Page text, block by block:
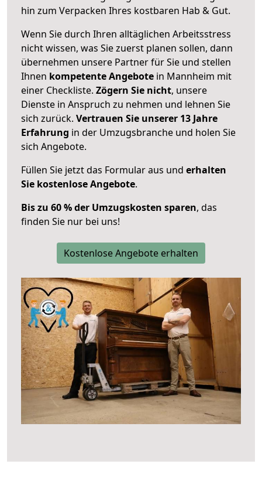
hin zum Verpacken Ihres kostbaren Hab & Gut.
Wenn Sie durch Ihren alltäglichen Arbeitsstress
nicht wissen, was Sie zuerst planen sollen, dann
übernehmen unsere Partner für Sie und stellen
Ihnen kompetente Angebote in Mannheim mit
einer Checkliste. Zögern Sie nicht, unsere
Dienste in Anspruch zu nehmen und lehnen Sie
sich zurück. Vertrauen Sie unserer 13 Jahre
Erfahrung in der Umzugsbranche und holen Sie
sich Angebote.
Füllen Sie jetzt das Formular aus und erhalten
Sie kostenlose Angebote.
Bis zu 60 % der Umzugskosten sparen, das
finden Sie nur bei uns!
Kostenlose Angebote erhalten